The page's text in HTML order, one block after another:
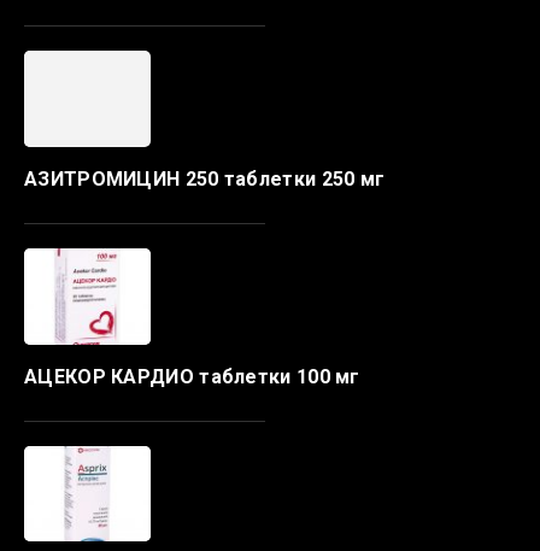
АЗИТРОМИЦИН 250 таблетки 250 мг
АЦЕКОР КАРДИО таблетки 100 мг